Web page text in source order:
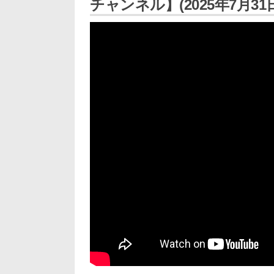
チャンネル】(2025年7月31